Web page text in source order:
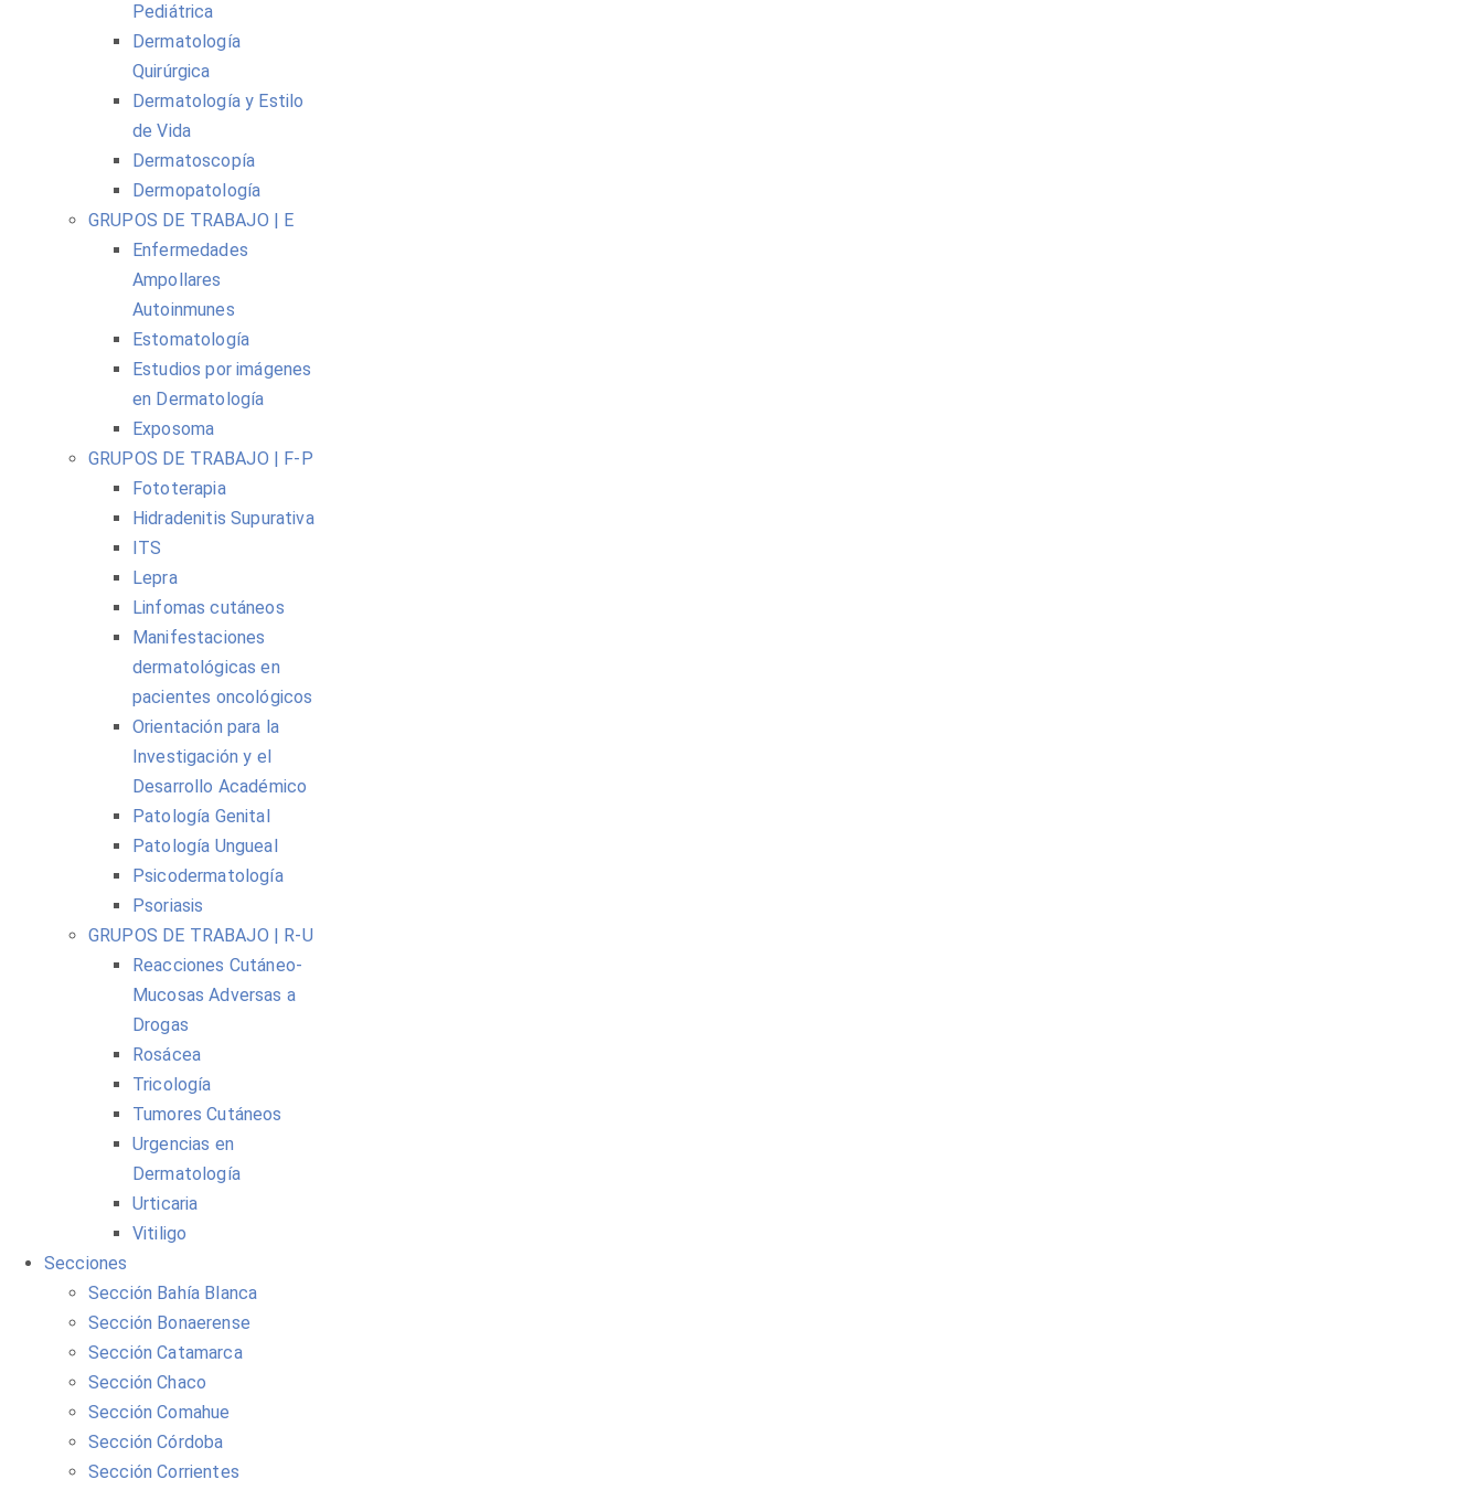
Pediátrica
Dermatología
Quirúrgica
Dermatología y Estilo
de Vida
Dermatoscopía
Dermopatología
GRUPOS DE TRABAJO | E
Enfermedades
Ampollares
Autoinmunes
Estomatología
Estudios por imágenes
en Dermatología
Exposoma
GRUPOS DE TRABAJO | F-P
Fototerapia
Hidradenitis Supurativa
ITS
Lepra
Linfomas cutáneos
Manifestaciones
dermatológicas en
pacientes oncológicos
Orientación para la
Investigación y el
Desarrollo Académico
Patología Genital
Patología Ungueal
Psicodermatología
Psoriasis
GRUPOS DE TRABAJO | R-U
Reacciones Cutáneo-
Mucosas Adversas a
Drogas
Rosácea
Tricología
Tumores Cutáneos
Urgencias en
Dermatología
Urticaria
Vitiligo
Secciones
Sección Bahía Blanca
Sección Bonaerense
Sección Catamarca
Sección Chaco
Sección Comahue
Sección Córdoba
Sección Corrientes